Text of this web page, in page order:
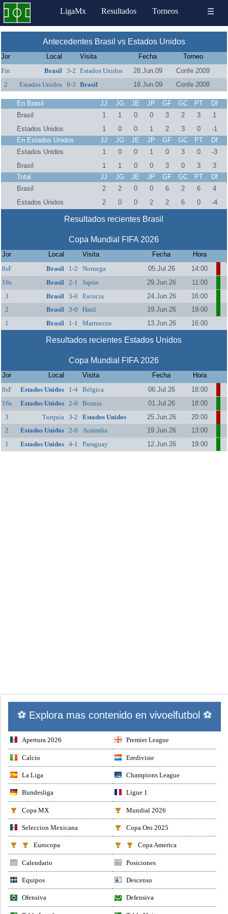
LigaMx Resultados Torneos ☰
Antecedentes Brasil vs Estados Unidos
Jor Local Visita Fecha
Torneo
Fin
Brasil 3-2 Estados Unidos 28.Jun.09
Confe 2009
2
Estados Unidos 0-3 Brasil 18.Jun.09 Confe 2009
En Brasil JJ JG JE JP GF GC PT
Df
Brasil
1 1 0 0 3 2 3
1
Estados Unidos
1 0 0 1 2 3 0
-1
En Estados Unidos
JJ JG JE JP GF GC PT
Df
Estados Unidos
1 0 0 1 0 3 0
-3
Brasil
1 1 0 0 3 0 3
3
Total
JJ JG JE JP GF GC PT
Df
Brasil
2 2 0 0 6 2 6
4
Estados Unidos
2 0 0 2 2 6 0 -4
Resultados recientes Brasil
Copa Mundial FIFA 2026
Jor Local Visita Fecha
Hora
8sF
Brasil 1-2 Noruega 05.Jul.26
14:00
16s
Brasil 2-1 Japón 29.Jun.26
11:00
3
Brasil 3-0 Escocia 24.Jun.26
16:00
2
Brasil 3-0 Haití 19.Jun.26
19:00
1
Brasil 1-1 Marruecos 13.Jun.26 16:00
Resultados recientes Estados Unidos
Copa Mundial FIFA 2026
Jor Local Visita Fecha
Hora
8sF
Estados Unidos 1-4 Bélgica 06.Jul.26
18:00
16s
Estados Unidos 2-0 Bosnia 01.Jul.26
18:00
3
Turquía 3-2 Estados Unidos 25.Jun.26
20:00
2
Estados Unidos 2-0 Australia 19.Jun.26
13:00
1
Estados Unidos 4-1 Paraguay 12.Jun.26 19:00
⚽ Explora mas contenido en vivoelfutbol ⚽
Apertura 2026 Premier League
Calcio Eredivisie
La Liga Champions League
Bundesliga Ligue 1
Copa MX Mundial 2026
Seleccion Mexicana Copa Oro 2025
Eurocopa Copa America
Calendario Posiciones
Equipos Descenso
Ofensiva Defensiva